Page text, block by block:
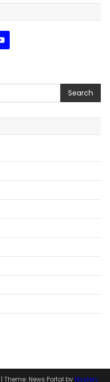
Search
| Theme: News Portal byMystery